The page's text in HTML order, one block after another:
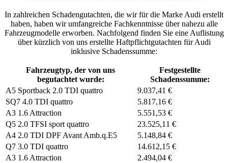
In zahlreichen Schadengutachten, die wir für die Marke Audi erstellt
haben, haben wir umfangreiche Fachkenntnisse über nahezu alle
Fahrzeugmodelle erworben. Nachfolgend finden Sie eine Auflistung
über kürzlich von uns erstellte Haftpflichtgutachten für Audi
inklusive Schadenssumme:
Fahrzeugtyp, der von uns
begutachtet wurde:
Festgestellte
Schadenssumme:
A5 Sportback 2.0 TDI quattro
9.037,41 €
SQ7 4.0 TDI quattro
5.817,16 €
A3 1.6 Attraction
5.551,53 €
Q5 2.0 TFSI sport quattro
23.525,11 €
A4 2.0 TDI DPF Avant Amb.q.E5
5.148,84 €
Q7 3.0 TDI quattro
14.612,15 €
A3 1.6 Attraction
2.494,04 €